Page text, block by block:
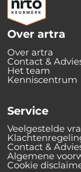
Over artra
Over artra
Contact &
Het team
Kenniscentrum
Service
Veelgestelde
Contact &
Algemene
Cookie